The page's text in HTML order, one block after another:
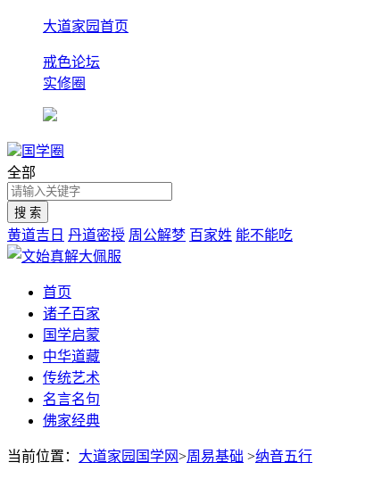
大道家园首页
戒色论坛
实修圈
国学圈
全部
黄道吉日 丹道密授 周公解梦 百家姓 能不能吃
首页
诸子百家
国学启蒙
中华道藏
传统艺术
名言名句
佛家经典
当前位置： 大道家园国学网>周易基础 >纳音五行